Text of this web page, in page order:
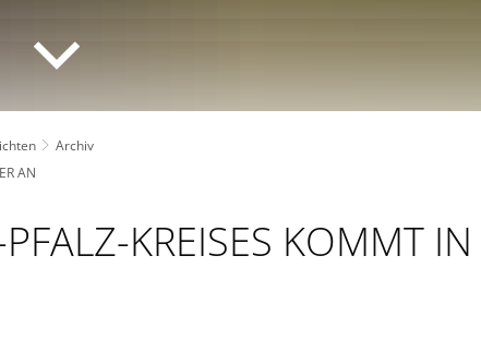
Archiv
AN
KREISES KOMMT IN